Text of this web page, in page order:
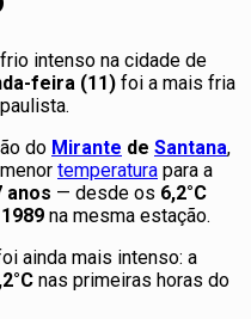
intenso na cidade de
feira (11) foi a mais fria
do Mirante de Santana,
temperatura para a
anos — desde os 6,2°C
na mesma estação.
ainda mais intenso: a
nas primeiras horas do